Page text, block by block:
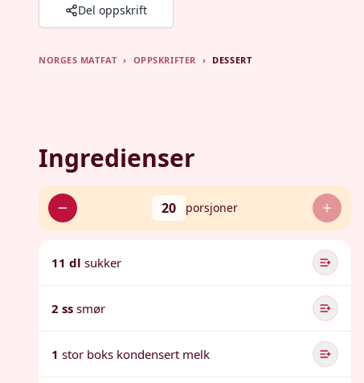
Del oppskrift
NORGES MATFAT › OPPSKRIFTER › DESSERT
Ingredienser
20 porsjoner
11 dl sukker
2 ss smør
1 stor boks kondensert melk